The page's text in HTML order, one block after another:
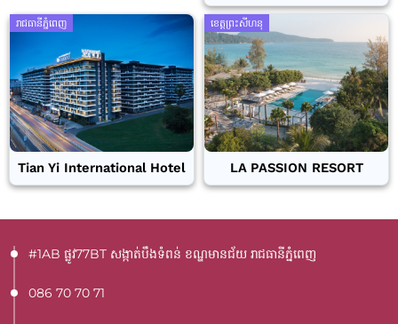
រាជធានីភ្នំពេញ
Tian Yi International Hotel
ខេត្តព្រះសីហនុ
LA PASSION RESORT
#1AB ផ្លូវ77BT​ សង្កាត់បឹងទំពន់ ខណ្ឌមានជ័យ រាជធានីភ្នំពេញ
086 70 70 71